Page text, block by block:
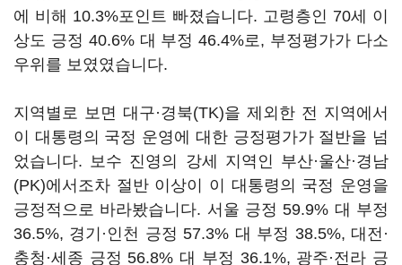
에 비해 10.3%포인트 빠졌습니다. 고령층인 70세 이
상도 긍정 40.6% 대 부정 46.4%로, 부정평가가 다소
우위를 보였였습니다.
지역별로 보면 대구·경북(TK)을 제외한 전 지역에서
이 대통령의 국정 운영에 대한 긍정평가가 절반을 넘
었습니다. 보수 진영의 강세 지역인 부산·울산·경남
(PK)에서조차 절반 이상이 이 대통령의 국정 운영을
긍정적으로 바라봤습니다. 서울 긍정 59.9% 대 부정
36.5%, 경기·인천 긍정 57.3% 대 부정 38.5%, 대전·
충청·세종 긍정 56.8% 대 부정 36.1%, 광주·전라 긍